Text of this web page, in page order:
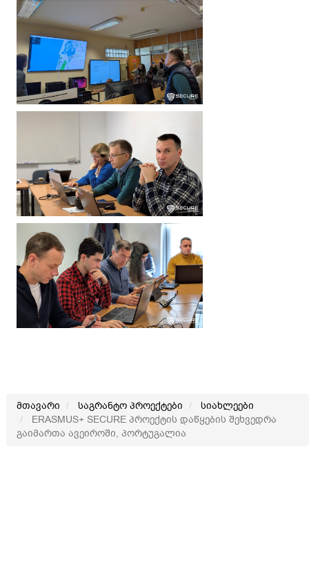
მთავარი საგრანტო პროექტები
სიახლეები
ERASMUS+ SECURE პროექტის დაწყების შეხვედრა
გაიმართა ავეიროში, პორტუგალია